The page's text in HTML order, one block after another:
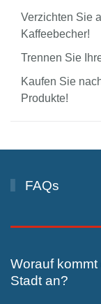
Verzichten Sie
Kaffeebecher!
Trennen Sie
Kaufen Sie
Produkte!
FAQs
Worauf
Stadt an?